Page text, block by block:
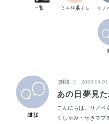
[雑談 | ] 2023.04.01
あの日夢見
こんにちは。リノベ
くしゃみ・せきでプ